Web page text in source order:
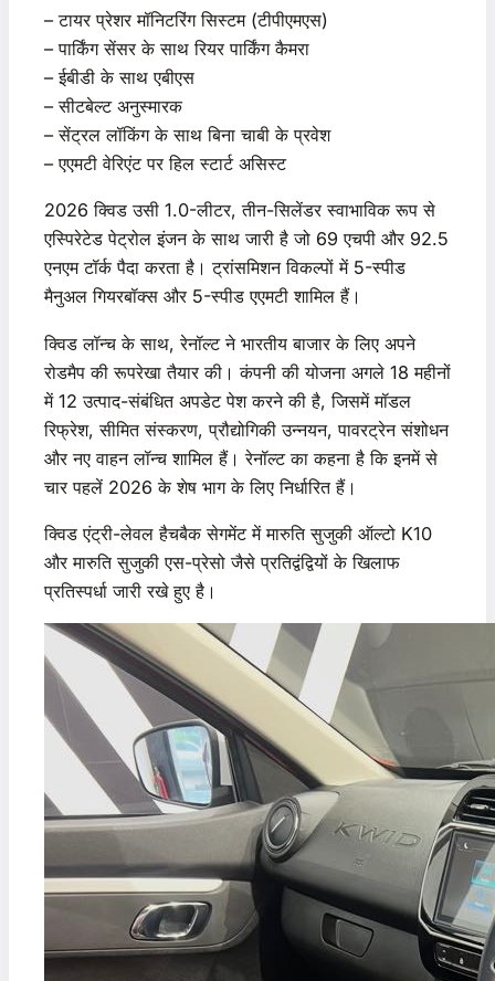
– टायर प्रेशर मॉनिटरिंग सिस्टम (टीपीएमएस)
– पार्किंग सेंसर के साथ रियर पार्किंग कैमरा
– ईबीडी के साथ एबीएस
– सीटबेल्ट अनुस्मारक
– सेंट्रल लॉकिंग के साथ बिना चाबी के प्रवेश
– एएमटी वेरिएंट पर हिल स्टार्ट असिस्ट
2026 क्विड उसी 1.0-लीटर, तीन-सिलेंडर स्वाभाविक रूप से
एस्पिरेटेड पेट्रोल इंजन के साथ जारी है जो 69 एचपी और 92.5
एनएम टॉर्क पैदा करता है। ट्रांसमिशन विकल्पों में 5-स्पीड
मैनुअल गियरबॉक्स और 5-स्पीड एएमटी शामिल हैं।
क्विड लॉन्च के साथ, रेनॉल्ट ने भारतीय बाजार के लिए अपने
रोडमैप की रूपरेखा तैयार की। कंपनी की योजना अगले 18 महीनों
में 12 उत्पाद-संबंधित अपडेट पेश करने की है, जिसमें मॉडल
रिफ्रेश, सीमित संस्करण, प्रौद्योगिकी उन्नयन, पावरट्रेन संशोधन
और नए वाहन लॉन्च शामिल हैं। रेनॉल्ट का कहना है कि इनमें से
चार पहलें 2026 के शेष भाग के लिए निर्धारित हैं।
क्विड एंट्री-लेवल हैचबैक सेगमेंट में मारुति सुजुकी ऑल्टो K10
और मारुति सुजुकी एस-प्रेसो जैसे प्रतिद्वंद्वियों के खिलाफ
प्रतिस्पर्धा जारी रखे हुए है।